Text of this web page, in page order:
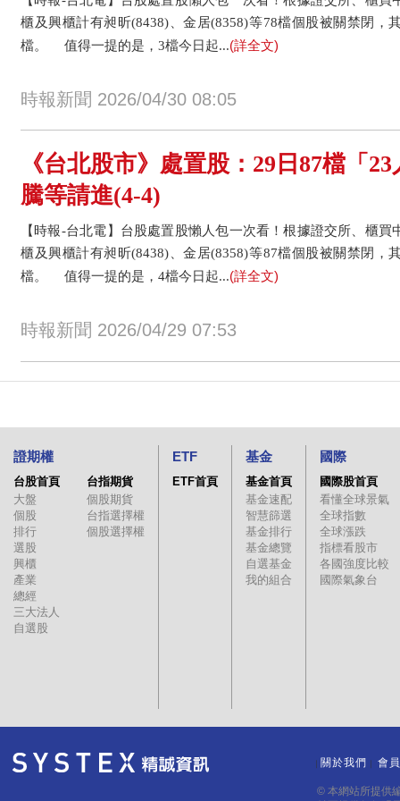
櫃及興櫃計有昶昕(8438)、金居(8358)等78檔個股被關禁閉，
檔。 值得一提的是，3檔今日起...(詳全文)
時報新聞 2026/04/30 08:05
《台北股市》處置股：29日87檔「
騰等請進(4-4)
【時報-台北電】台股處置股懶人包一次看！根據證交所、櫃
櫃及興櫃計有昶昕(8438)、金居(8358)等87檔個股被關禁閉，
檔。 值得一提的是，4檔今日起...(詳全文)
時報新聞 2026/04/29 07:53
證期權
台股首頁
大盤
個股
排行
選股
興櫃
產業
總經
三大法人
自選股
台指期貨
個股期貨
台指選擇權
個股選擇權
ETF
ETF首頁
基金
基金首頁
基金速配
智慧篩選
基金排行
基金總覽
自選基金
我的組合
國際
國際股首頁
看懂全球景氣
全球指數
全球漲跌
指標看股市
各國強度比較
國際氣象台
關於我們 會
© 本網站所提供